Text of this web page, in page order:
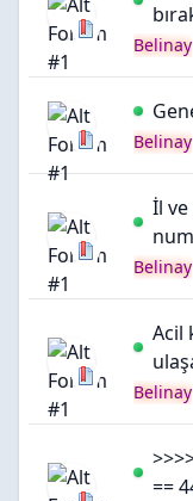
Belinay
Belinay
İl
Belinay
Acil
Belinay
==